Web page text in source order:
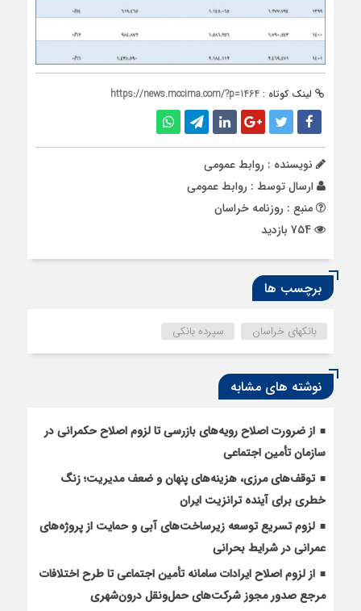
لینک کوتاه : https://news.mccima.com/?p=1464
نویسنده : روابط عمومی
ارسال توسط : روابط عمومی
منبع : روزنامه خراسان
برچسب ها
بانکهای خراسان سپرده بانکی
نوشته های مشابه
از ضرورت اصلاح رویه‌های بازرسی تا لزوم اصلاح حکمرانی در
سازمان تأمین اجتماعی
توقف‌های مرزی، هزینه‌های پنهان و ضعف مدیریت؛ زنگ
خطری برای آینده ترانزیت ایران
لزوم تسریع توسعه زیرساخت‌های آبی و حمایت از پروژه‌های
عمرانی در شرایط بحرانی
از لزوم اصلاح ایرادات سامانه تأمین اجتماعی تا طرح اختلافات
مرجع صدور مجوز شرکت‌های حمل‌ونقل درون‌شهری